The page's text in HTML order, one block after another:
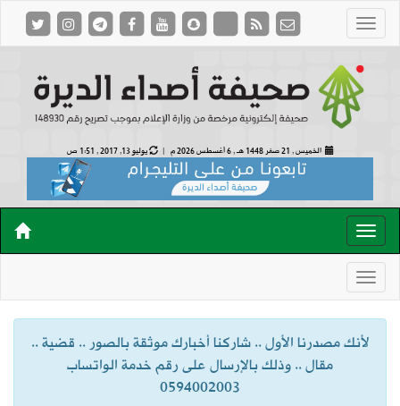
الخميس , 21 صفر 1448 هـ , 6 أغسطس 2026 م | يوليو 13, 2017 , 1:51 ص
لأنك مصدرنا الأول .. شاركنا أخبارك موثقة بالصور .. قضية ..
مقال .. وذلك بالإرسال على رقم خدمة الواتساب
0594002003